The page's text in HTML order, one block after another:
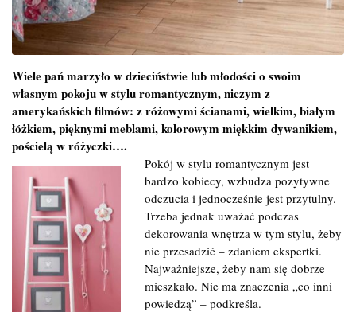
Wiele pań marzyło w dzieciństwie lub młodości o swoim
własnym pokoju w stylu romantycznym, niczym z
amerykańskich filmów: z różowymi ścianami, wielkim, białym
łóżkiem, pięknymi meblami, kolorowym miękkim dywanikiem,
pościelą w różyczki….
Pokój w stylu romantycznym jest
bardzo kobiecy, wzbudza pozytywne
odczucia i jednocześnie jest przytulny.
Trzeba jednak uważać podczas
dekorowania wnętrza w tym stylu, żeby
nie przesadzić – zdaniem ekspertki.
Najważniejsze, żeby nam się dobrze
mieszkało. Nie ma znaczenia „co inni
powiedzą” – podkreśla.